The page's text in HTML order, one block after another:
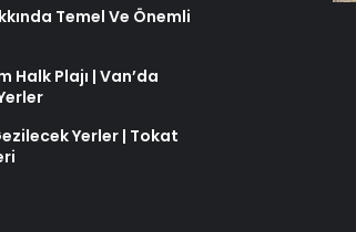
Temel Ve Önemli
Halk Plajı | Van’da
Yerler | Tokat